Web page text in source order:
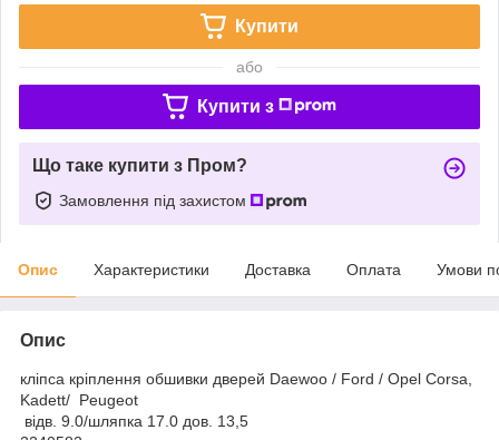
Купити
або
Купити з
Що таке купити з Пром?
Замовлення під захистом
Опис Характеристики Доставка Оплата Умови
Опис
кліпса кріплення обшивки дверей Daewoo / Ford / Opel Corsa,
Kadett/ Peugeot
відв. 9.0/шляпка 17.0 дов. 13,5